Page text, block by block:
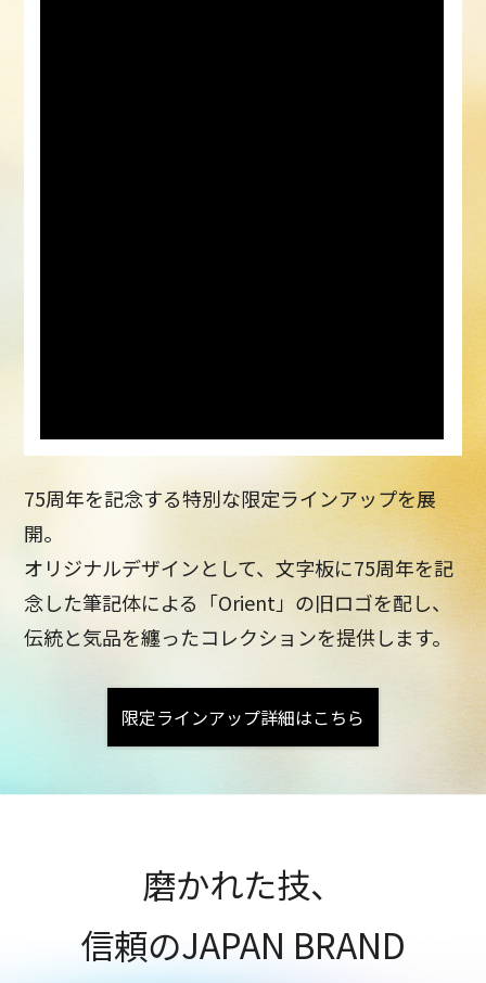
75周年を記念する特別な限定ラインアップを展
開。
オリジナルデザインとして、文字板に75周年を記
念した筆記体による「Orient」の旧ロゴを配し、
伝統と気品を纏ったコレクションを提供します。
限定ラインアップ詳細はこちら
磨かれた技、
信頼のJAPAN BRAND